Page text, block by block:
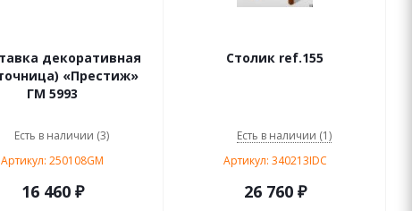
декоративная
«Престиж»
ГМ 5993
Есть в наличии (3)
Артикул: 250108GM
16 460 ₽
Столик ref.155
Есть в наличии (1)
Артикул: 340213IDC
26 760₽